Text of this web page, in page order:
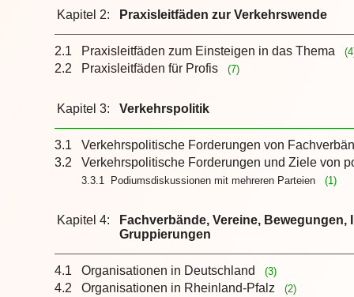
Kapitel 2: Praxisleitfäden zur Verkehrswende
2.1 Praxisleitfäden zum Einsteigen in das Thema
2.2 Praxisleitfäden für Profis (7)
Kapitel 3: Verkehrspolitik
3.1
Verkehrspolitische Forderungen von
3.2
Verkehrspolitische Forderungen und Ziele von
3.3.1 Podiumsdiskussionen mit mehreren Parteien (1)
Kapitel 4:
Fachverbände, Vereine, Bewegungen,
Gruppierungen
4.1 Organisationen in Deutschland (3)
4.2 Organisationen in Rheinland-Pfalz (2)